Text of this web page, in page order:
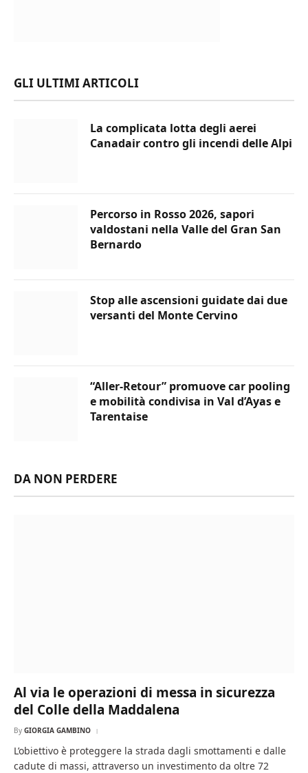
GLI ULTIMI ARTICOLI
La complicata lotta degli aerei
Canadair contro gli incendi delle Alpi
Percorso in Rosso 2026, sapori
valdostani nella Valle del Gran San
Bernardo
Stop alle ascensioni guidate dai due
versanti del Monte Cervino
“Aller-Retour” promuove car pooling
e mobilità condivisa in Val d’Ayas e
Tarentaise
DA NON PERDERE
Al via le operazioni di messa in sicurezza
del Colle della Maddalena
By GIORGIA GAMBINO
L’obiettivo è proteggere la strada dagli smottamenti e dalle
cadute di massi, attraverso un investimento da oltre 72